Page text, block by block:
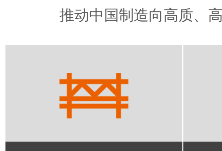
推动中国制造向高质、